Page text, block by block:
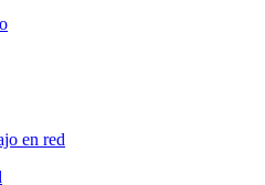
en red